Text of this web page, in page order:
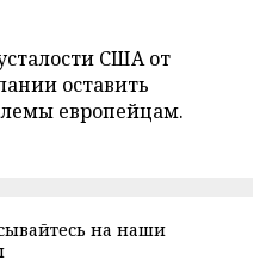
США от
оставить
европейцам.
на наши